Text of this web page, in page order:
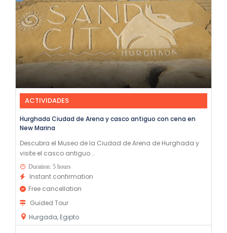
ACTIVIDADES
Hurghada Ciudad de Arena y casco antiguo con cena en
New Marina
Descubra el Museo de la Ciudad de Arena de Hurghada y
visite el casco antiguo...
Duration: 5 hours
Instant confirmation
Free cancellation
Guided Tour
Hurgada, Egipto